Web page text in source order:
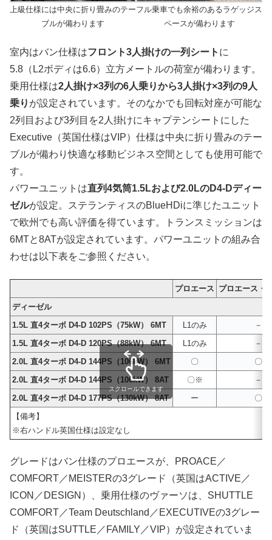
上級仕様には中央に折り畳みのテー
ブルが備わります
フル乗車でも余裕のあるラゲッジス
ペースが備わります
室内はバン仕様はフロント3人掛けの一列シート に
5.8（L2ボディは6.6）立方メートルの荷室が備わります。
乗用仕様は2人掛け×3列の6人乗りから3人掛け×3列の9人
乗り が設定されています。そのなかでも回転対座が可能な
2列目および3列目を2人掛けにキャプテンシートにした
Executive（英国仕様はVIP）仕様は中央に折り畳みのテー
ブルが備わり快適な移動ビジネス空間としても使用可能で
す。
パワーユニットは直列4気筒1.5Lおよび2.0LのD4-Dディー
ゼルが設定。ステランティスのBlueHDiに準じたユニット
で欧州でも高い評価を得ています。トランスミッションは
6MTと8ATが設定されています。パワーユニットの組み合
わせは以下表をご参照ください。
プロエース プロエース・
ディーゼル
1.5L 直4ターボ D4-D 102PS（75kW） 6MT
L1のみ
－
1.5L 直4ターボ D4-D 120PS（88kW） 6MT
L1のみ
－
2.0L 直4ターボ D4-D 144PS（106kW） 6MT
〇
〇
2.0L 直4ターボ D4-D 144PS（106kW） 8AT
〇※
－
2.0L 直4ターボ D4-D 177PS（130kW） 8AT
ー
〇
【備考】
※右ハンドル英国仕様は設定なし
スクロールできます
グレードはバン仕様のプロエースが、PROACE／
COMFORT／MEISTERの3グレード（英国はACTIVE／
ICON／DESIGN）、乗用仕様のヴァーソは、SHUTTLE
COMFORT／Team Deutschland／EXECUTIVEの3グレー
ド（英国はSUTTLE／FAMILY／VIP）が設定されていま